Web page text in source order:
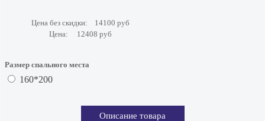
Цена без скидки:
14100 руб
Цена:
12408 руб
Размер спального места
160*200
Описание товара